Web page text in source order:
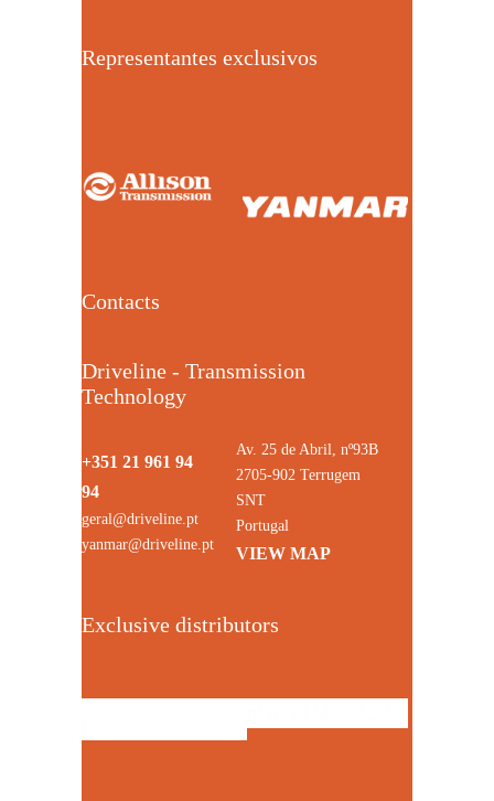
Representantes exclusivos
Contacts
Driveline - Transmission
Technology
+351 21 961 94
94
geral@driveline.pt
yanmar@driveline.pt
Av. 25 de Abril, nº93B
2705-902 Terrugem
SNT
Portugal
VIEW MAP
Exclusive distributors